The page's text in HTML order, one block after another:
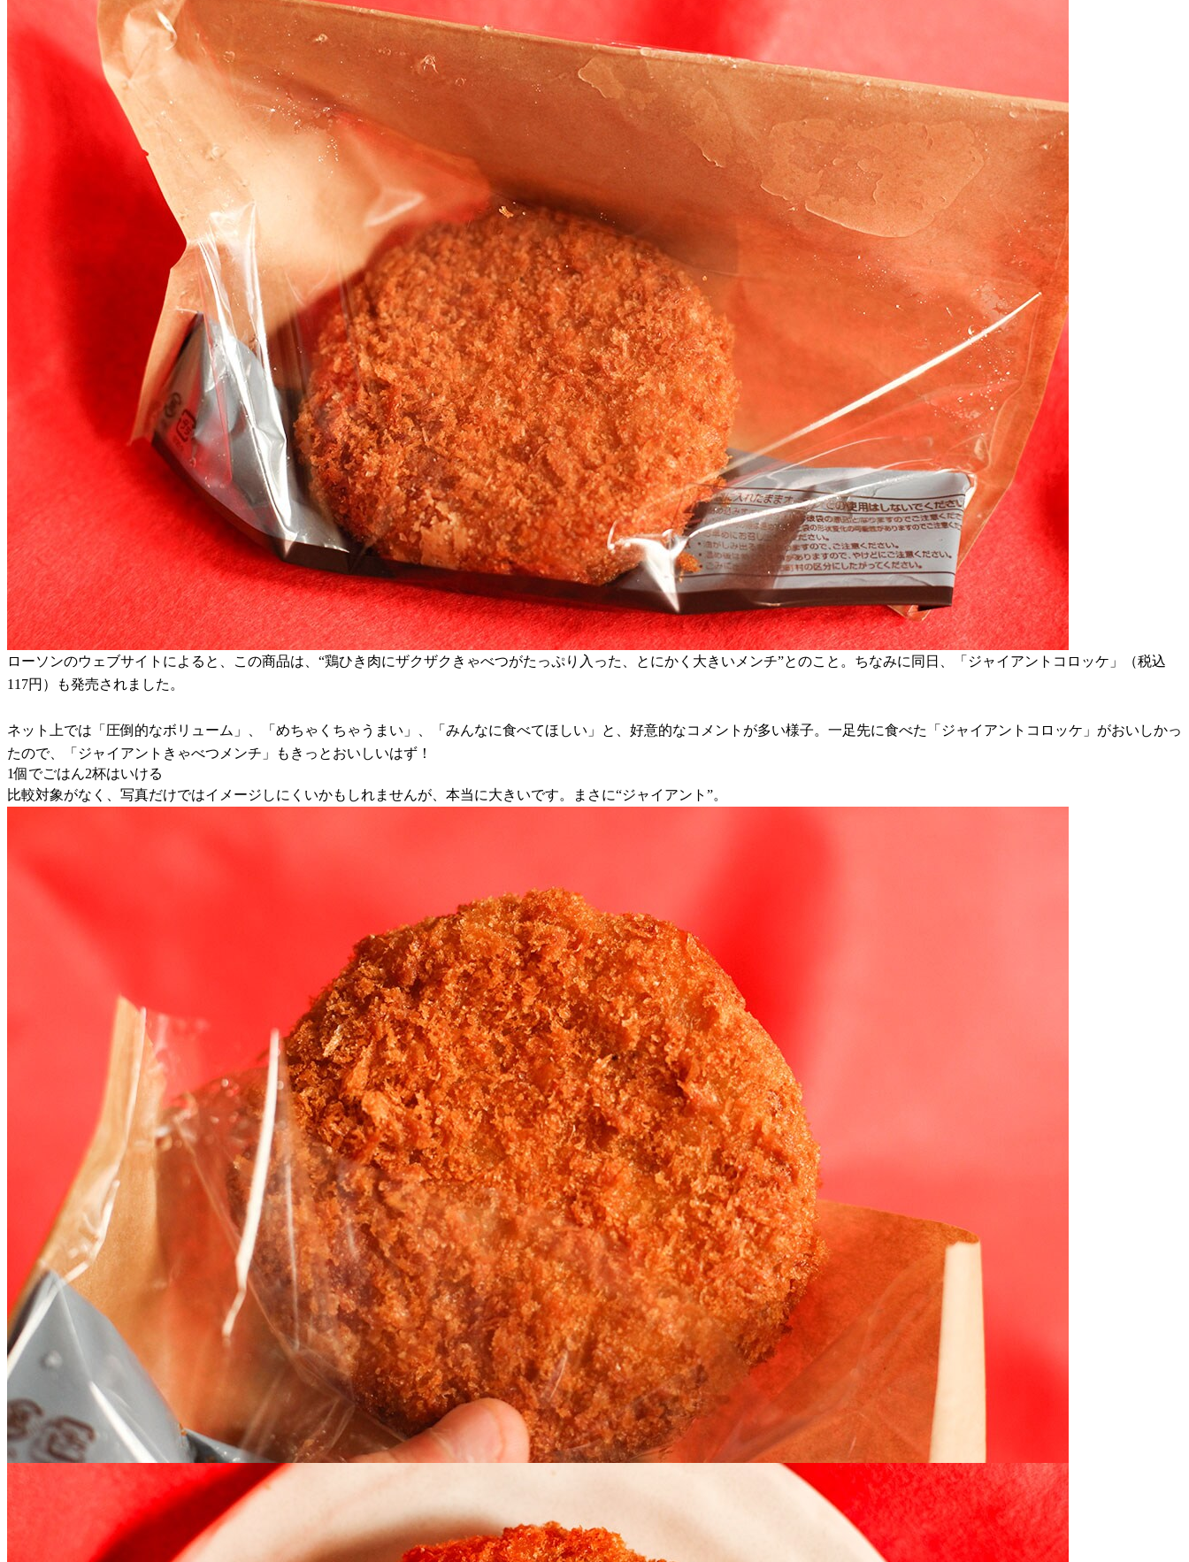
ローソンのウェブサイトによると、この商品は、“鶏ひき肉にザクザクきゃべつがたっぷり入った、とにかく大きいメンチ”とのこと。ちなみに同日、「ジャイアントコロッケ」（税込
117円）も発売されました。
ネット上では「圧倒的なボリューム」、「めちゃくちゃうまい」、「みんなに食べてほしい」と、好意的なコメントが多い様子。一足先に食べた「ジャイアントコロッケ」がおいしかっ
たので、「ジャイアントきゃべつメンチ」もきっとおいしいはず！
1個でごはん2杯はいける
比較対象がなく、写真だけではイメージしにくいかもしれませんが、本当に大きいです。まさに“ジャイアント”。